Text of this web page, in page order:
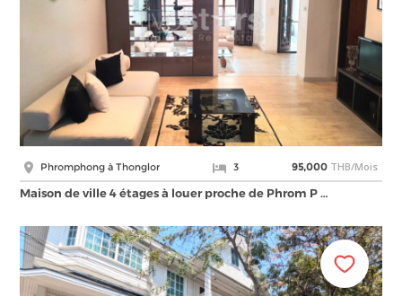
Phromphong à Thonglor 3 95,000 THB/Mois
Maison de ville 4 étages à louer proche de Phrom P …